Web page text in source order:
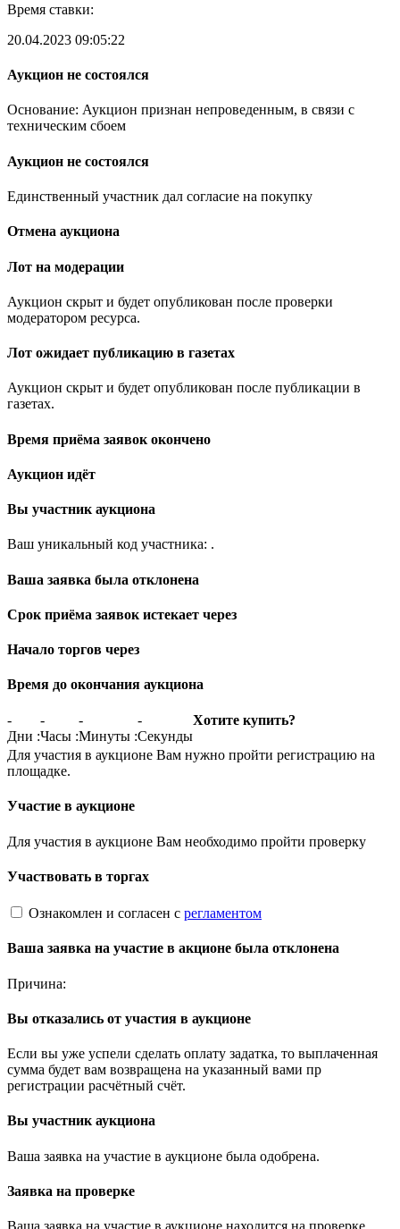
Время ставки:
20.04.2023 09:05:22
Аукцион не состоялся
Основание: Аукцион признан непроведенным, в связи с
техническим сбоем
Аукцион не состоялся
Единственный участник дал согласие на покупку
Отмена аукциона
Лот на модерации
Аукцион скрыт и будет опубликован после проверки
модератором ресурса.
Лот ожидает публикацию в газетах
Аукцион скрыт и будет опубликован после публикации в
газетах.
Время приёма заявок окончено
Аукцион идёт
Вы участник аукциона
Ваш уникальный код участника: .
Ваша заявка была отклонена
Срок приёма заявок истекает через
Начало торгов через
Время до окончания аукциона
-
Дни :
-
Часы :
-
Минуты :
-
Секунды
Хотите купить?
Для участия в аукционе Вам нужно пройти регистрацию на
площадке.
Участие в аукционе
Для участия в аукционе Вам необходимо пройти проверку
Участвовать в торгах
Ознакомлен и согласен с регламентом
Ваша заявка на участие в акционе была отклонена
Причина:
Вы отказались от участия в аукционе
Если вы уже успели сделать оплату задатка, то выплаченная
сумма будет вам возвращена на указанный вами пр
регистрации расчётный счёт.
Вы участник аукциона
Ваша заявка на участие в аукционе была одобрена.
Заявка на проверке